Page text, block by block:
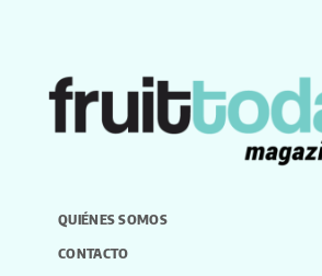
QUIÉNES SOMOS
CONTACTO